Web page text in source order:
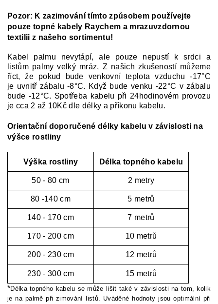
Pozor: K zazimování tímto způsobem používejte
pouze topné kabely Raychem a mrazuvzdornou
textilii z našeho sortimentu!
Kabel palmu nevytápí, ale pouze nepustí k srdci a
listům palmy velký mráz, Z našich zkušeností můžeme
říct, že pokud bude venkovní teplota vzduchu -17°C
je uvnitř zábalu -8°C. Když bude venku -22°C v zábalu
bude -12°C. Spotřeba kabelu při 24hodinovém provozu
je cca 2 až 10Kč dle délky a příkonu kabelu.
Orientační doporučené délky kabelu v závislosti na
výšce rostliny
Výška rostliny Délka topného kabelu
50 - 80 cm 2 metry
80 -140 cm 5 metrů
140 - 170 cm 7 metrů
170 - 200 cm 10 metrů
200 - 230 cm 12 metrů
230 - 300 cm
15 metrů
*Délka topného kabelu se může lišit také v závislosti na tom, kolik
je na palmě při zimování listů. Uváděné hodnoty jsou optimální při